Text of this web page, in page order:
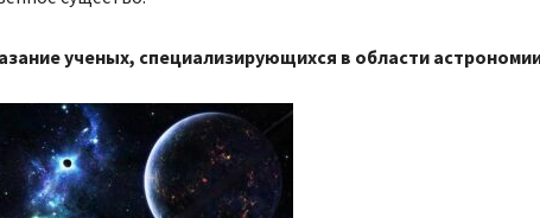
ученых, специализирующихся в области